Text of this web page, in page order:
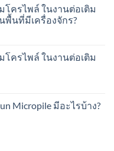
ครไพล์ ในงานต่อเติม
พื้นที่มีเครื่องจักร?
ครไพล์ ในงานต่อเติม
Micropile มีอะไรบ้าง?